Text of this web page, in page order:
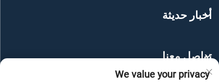
أخبار حديثة
تواصل معنا
We value your privacy